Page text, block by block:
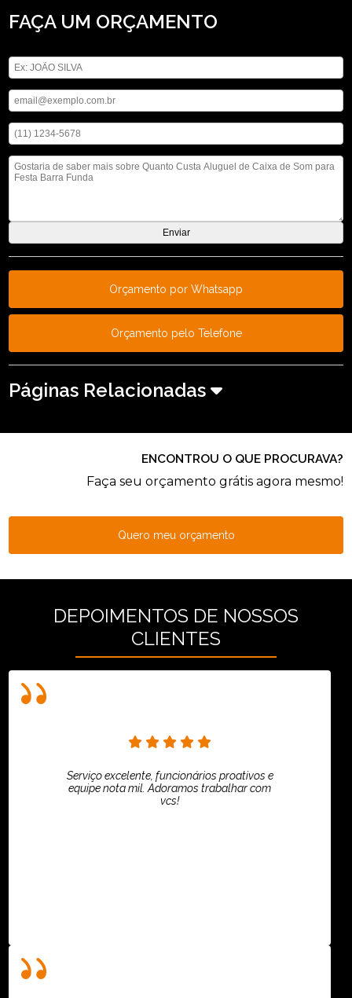
FAÇA UM ORÇAMENTO
Orçamento por Whatsapp
Orçamento pelo Telefone
Páginas Relacionadas
ENCONTROU O QUE PROCURAVA?
Faça seu orçamento grátis agora mesmo!
Quero meu orçamento
DEPOIMENTOS DE NOSSOS
CLIENTES
Serviço excelente, funcionários proativos e
equipe nota mil. Adoramos trabalhar com
vcs!